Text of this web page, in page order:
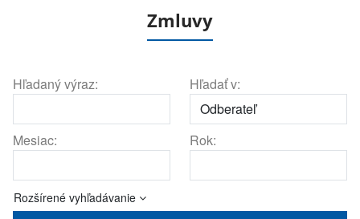
Zmluvy
Hľadaný výraz: Hľadať v:
Mesiac: Rok:
Rozšírené vyhľadávanie